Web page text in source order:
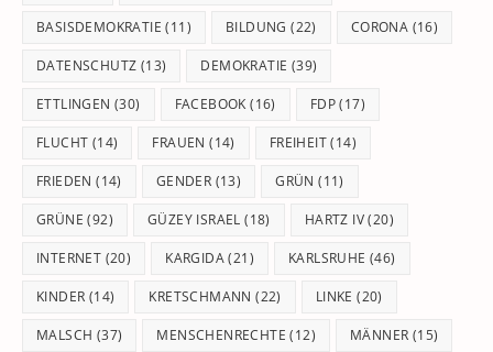
BASISDEMOKRATIE (11) BILDUNG (22) CORONA (16)
DATENSCHUTZ (13) DEMOKRATIE (39)
ETTLINGEN (30) FACEBOOK (16) FDP(17)
FLUCHT (14) FRAUEN (14) FREIHEIT(14)
FRIEDEN (14) GENDER (13) GRÜN (11)
GRÜNE (92) GÜZEY ISRAEL (18) HARTZ IV(20)
INTERNET (20) KARGIDA(21) KARLSRUHE (46)
KINDER (14) KRETSCHMANN (22) LINKE (20)
MALSCH (37) MENSCHENRECHTE (12) MÄNNER (15)